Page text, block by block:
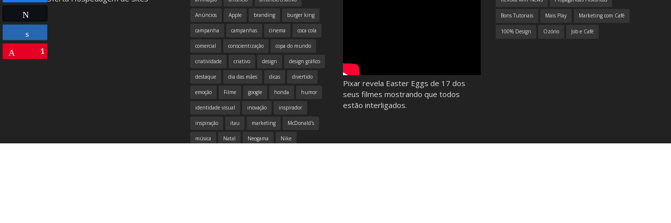
Anúncios Apple branding burger king
campanha campanhas cinema coca cola
comercial conscientização copa do mundo
criatividade criativo design design gráfico
destaque dia das mães dicas divertido
emoção Filme google honda humor
identidade visual inovação inspirador
inspiração itau marketing McDonald's
música Natal Neogama Nike
Pixar revela Easter Eggs de 17 dos
seus filmes mostrando que todos
estão interligados.
Bons Tutoriais Mais Play Marketing com Café
100% Design Ozório Job e Café
Compartilhar
Compartilhar
1